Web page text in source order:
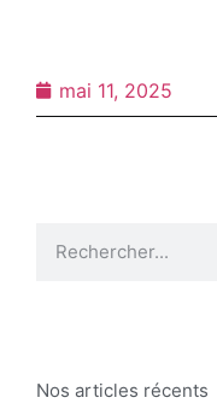
mai 11, 2025
Nos articles récents